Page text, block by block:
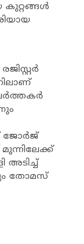
കുറ്റങ്ങൾ
അടിച്ച്
തോമസ്